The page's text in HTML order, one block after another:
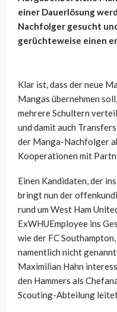
einer Dauerlösung
Nachfolger gesucht
gerüchteweise einen
Klar ist, dass der neue
Mangas übernehmen
mehrere Schultern
und damit auch
der Manga-Nachfolger
Kooperationen mit
Einen Kandidaten, der
bringt nun der
rund um West Ham
ExWHUEmployee ins
wie der FC
namentlich nicht
Maximilian Hahn
den Hammers als
Scouting-Abteilung